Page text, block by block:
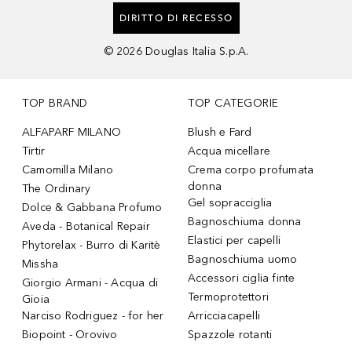
DIRITTO DI RECESSO
© 2026 Douglas Italia S.p.A.
TOP BRAND
ALFAPARF MILANO
Tirtir
Camomilla Milano
The Ordinary
Dolce & Gabbana Profumo
Aveda - Botanical Repair
Phytorelax - Burro di Karitè
Missha
Giorgio Armani - Acqua di
Gioia
Narciso Rodriguez - for her
Biopoint - Orovivo
TOP CATEGORIE
Blush e Fard
Acqua micellare
Crema corpo profumata
donna
Gel sopracciglia
Bagnoschiuma donna
Elastici per capelli
Bagnoschiuma uomo
Accessori ciglia finte
Termoprotettori
Arricciacapelli
Spazzole rotanti